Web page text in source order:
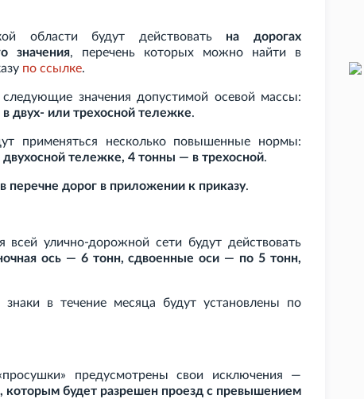
области будут действовать на дорогах
значения, перечень которых можно найти в
по ссылке.
значения допустимой осевой массы:
двух- или трехосной тележке.
применяться несколько повышенные нормы:
двухосной тележке, 4 тонны — в трехосной.
в перечне дорог в приложении к приказу.
улично-дорожной сети будут действовать
ось — 6 тонн, сдвоенные оси — по 5 тонн,
в течение месяца будут установлены по
предусмотрены свои исключения —
которым будет разрешен проезд с превышением